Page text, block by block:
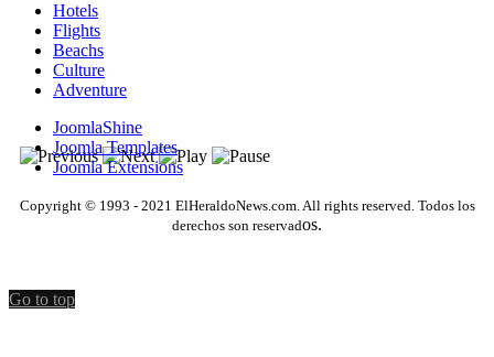
Hotels
Flights
Beachs
Culture
Adventure
JoomlaShine
Joomla Templates
Joomla Extensions
Copyright © 1993 - 2021 ElHeraldoNews.com. All rights reserved. Todos los
derechos son reservados.
Go to top